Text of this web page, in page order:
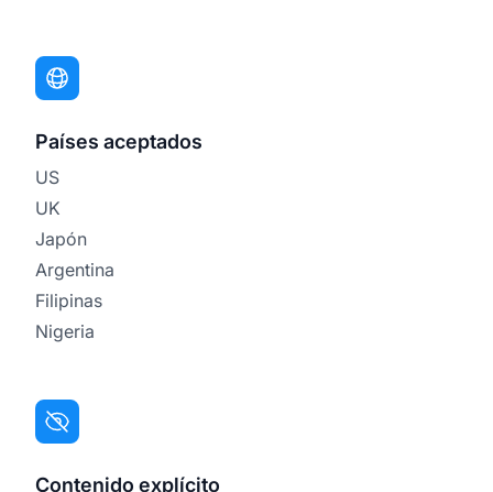
Países aceptados
US
UK
Japón
Argentina
Filipinas
Nigeria
Contenido explícito